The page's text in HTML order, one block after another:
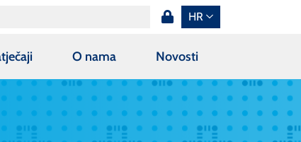
HR
O nama Novosti